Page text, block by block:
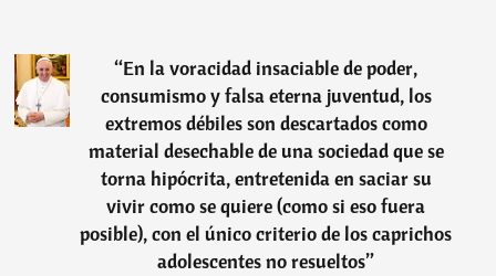
“En la voracidad insaciable de poder,
consumismo y falsa eterna juventud, los
extremos débiles son descartados como
material desechable de una sociedad que se
torna hipócrita, entretenida en saciar su
vivir como se quiere (como si eso fuera
posible), con el único criterio de los caprichos
adolescentes no resueltos”